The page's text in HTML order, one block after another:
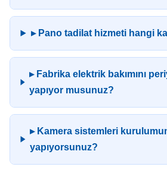
▸ Pano tadilat hizmeti hangi
▸ Fabrika elektrik bakımını
yapıyor musunuz?
▸ Kamera sistemleri
yapıyorsunuz?